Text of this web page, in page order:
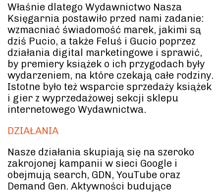
Właśnie dlatego Wydawnictwo Nasza
Księgarnia postawiło przed nami zadanie:
wzmacniać świadomość marek, jakimi są
dziś Pucio, a także Feluś i Gucio poprzez
działania digital marketingowe i sprawić,
by premiery książek o ich przygodach były
wydarzeniem, na które czekają całe rodziny.
Istotne było też wsparcie sprzedaży książek
i gier z wyprzedażowej sekcji sklepu
internetowego Wydawnictwa.
DZIAŁANIA
Nasze działania skupiają się na szeroko
zakrojonej kampanii w sieci Google i
obejmują search, GDN, YouTube oraz
Demand Gen. Aktywności budujące